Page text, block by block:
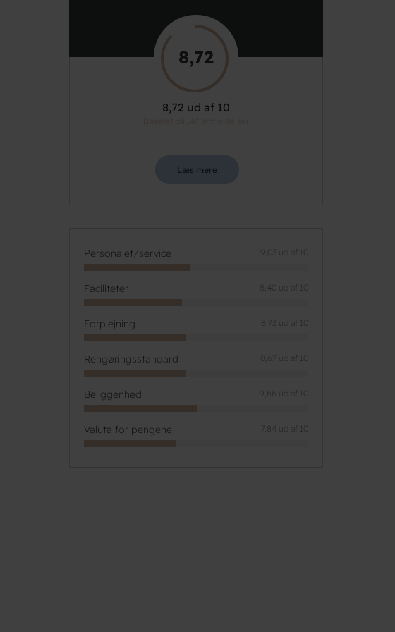
8,72
8,72 ud af 10
Baseret på 147 anmeldelser
Læs mere
Personalet/service 9,03 ud af 10
Faciliteter 8,40 ud af 10
Forplejning 8,73 ud af 10
Rengøringsstandard 8,67 ud af 10
Beliggenhed 9,66 ud af 10
Valuta for pengene 7,84 ud af 10